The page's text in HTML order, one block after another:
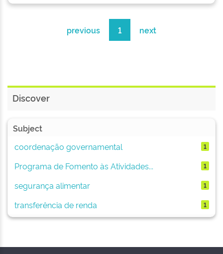
previous 1 next
Discover
Subject
coordenação governamental
1
Programa de Fomento às Atividades... 1
segurança alimentar 1
transferência de renda 1